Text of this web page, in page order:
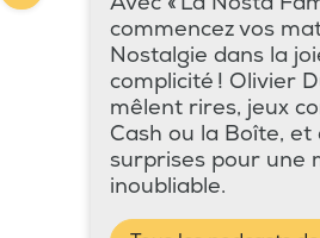
commencez vos
Nostalgie dans la
complicité ! Olivier
mêlent rires, jeux
Cash ou la Boîte, et
surprises pour une
inoubliable.